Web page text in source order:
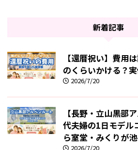
新着記事
【還暦祝い】費用
のくらいかける？
2026/7/20
【長野・立山黒部
代夫婦の1日モデル
ら室堂・みくりが
2026/7/20